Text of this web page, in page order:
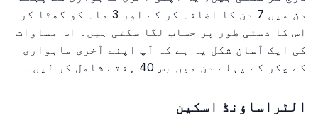
دن میں 7 دن کا اضافہ کر کے اور 3 ماہ کو گھٹا کر
اس کا دستی طور پر حساب لگا سکتی ہیں۔ اس مساوات
کی ایک آسان شکل یہ ہے کہ آپ اپنے آخری ماہواری
کے چکر کے پہلے دن میں بس 40 ہفتے شامل کر لیں۔
الٹراساؤنڈ اسکین